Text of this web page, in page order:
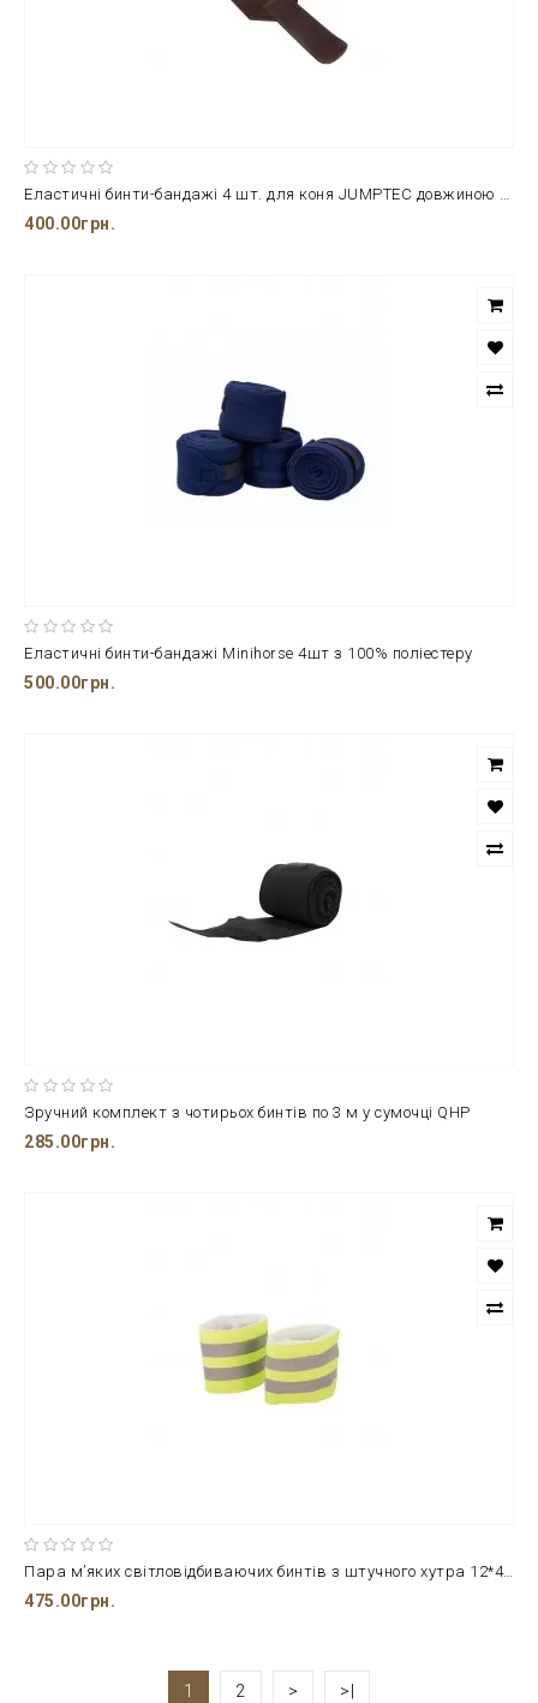
400.00грн.
Еластичні бинти-бандажі Minihorse 4шт з 100% поліестеру
500.00грн.
Зручний комплект з чотирьох бинтів по 3 м у сумочці QHP
285.00грн.
Пара м’яких світловідбиваючих бинтів з штучного хутра 12*45 см від Harry's Horse
475.00грн.
1 2 > >|